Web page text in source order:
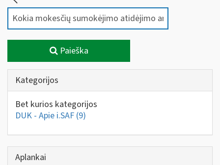
Paieška
Kategorijos
Bet kurios kategorijos
DUK - Apie i.SAF (9)
Aplankai